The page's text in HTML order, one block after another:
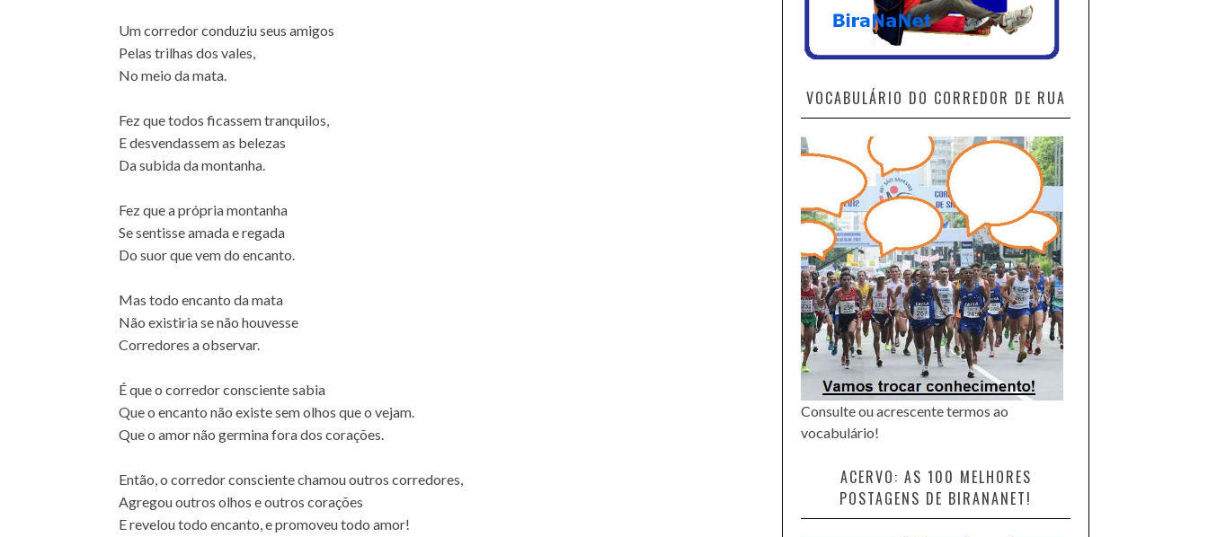
Um corredor conduziu seus amigos
Pelas trilhas dos vales,
No meio da mata.
Fez que todos ficassem tranquilos,
E desvendassem as belezas
Da subida da montanha.
Fez que a própria montanha
Se sentisse amada e regada
Do suor que vem do encanto.
Mas todo encanto da mata
Não existiria se não houvesse
Corredores a observar.
É que o corredor consciente sabia
Que o encanto não existe sem olhos que o vejam.
Que o amor não germina fora dos corações.
Então, o corredor consciente chamou outros corredores,
Agregou outros olhos e outros corações
E revelou todo encanto, e promoveu todo amor!
VOCABULÁRIO DO CORREDOR DE RUA
Consulte ou acrescente termos ao
vocabulário!
ACERVO: AS 100 MELHORES
POSTAGENS DE BIRANANET!